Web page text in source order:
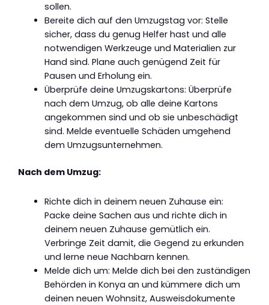
sollen.
Bereite dich auf den Umzugstag vor: Stelle
sicher, dass du genug Helfer hast und alle
notwendigen Werkzeuge und Materialien zur
Hand sind. Plane auch genügend Zeit für
Pausen und Erholung ein.
Überprüfe deine Umzugskartons: Überprüfe
nach dem Umzug, ob alle deine Kartons
angekommen sind und ob sie unbeschädigt
sind. Melde eventuelle Schäden umgehend
dem Umzugsunternehmen.
Nach dem Umzug:
Richte dich in deinem neuen Zuhause ein:
Packe deine Sachen aus und richte dich in
deinem neuen Zuhause gemütlich ein.
Verbringe Zeit damit, die Gegend zu erkunden
und lerne neue Nachbarn kennen.
Melde dich um: Melde dich bei den zuständigen
Behörden in Konya an und kümmere dich um
deinen neuen Wohnsitz, Ausweisdokumente